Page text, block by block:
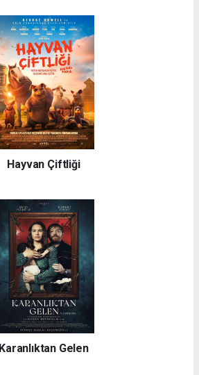
Hayvan Çiftliği
Karanlıktan Gelen